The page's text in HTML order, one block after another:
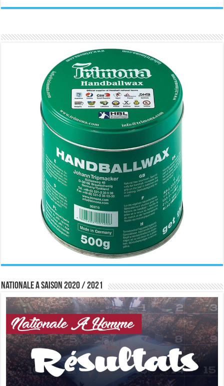
Nationale A saison 2020 / 2021